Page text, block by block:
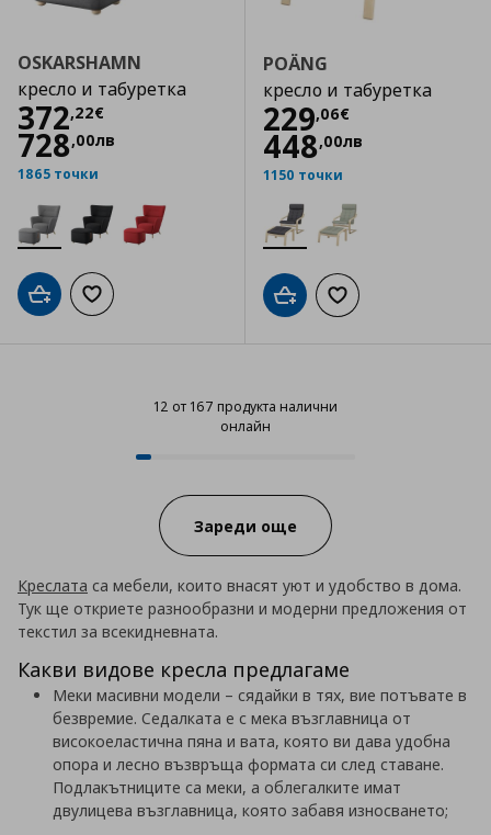
OSKARSHAMN
кресло и табуретка
372,22€
Цена
728,00лв
1865 точки
Добави в кошницата
Добави към списъка с любими
POÄNG
кресло и табуретка
229,06€
Цена
448,00лв
1150 точки
Добави в кошницата
Добави към
12 от 167 продукта налични
онлайн
12 от 167 продукта налични
Progress:
Зареди още
Креслата са мебели, които внасят уют и удобство в дома.
Тук ще откриете разнообразни и модерни предложения от
текстил за всекидневната.
Какви видове кресла предлагаме
Меки масивни модели – сядайки в тях, вие потъвате в
безвремие. Седалката е с мека възглавница от
високоеластична пяна и вата, която ви дава удобна
опора и лесно възвръща формата си след ставане.
Подлакътниците са меки, а облегалките имат
двулицева възглавница, която забавя износването;